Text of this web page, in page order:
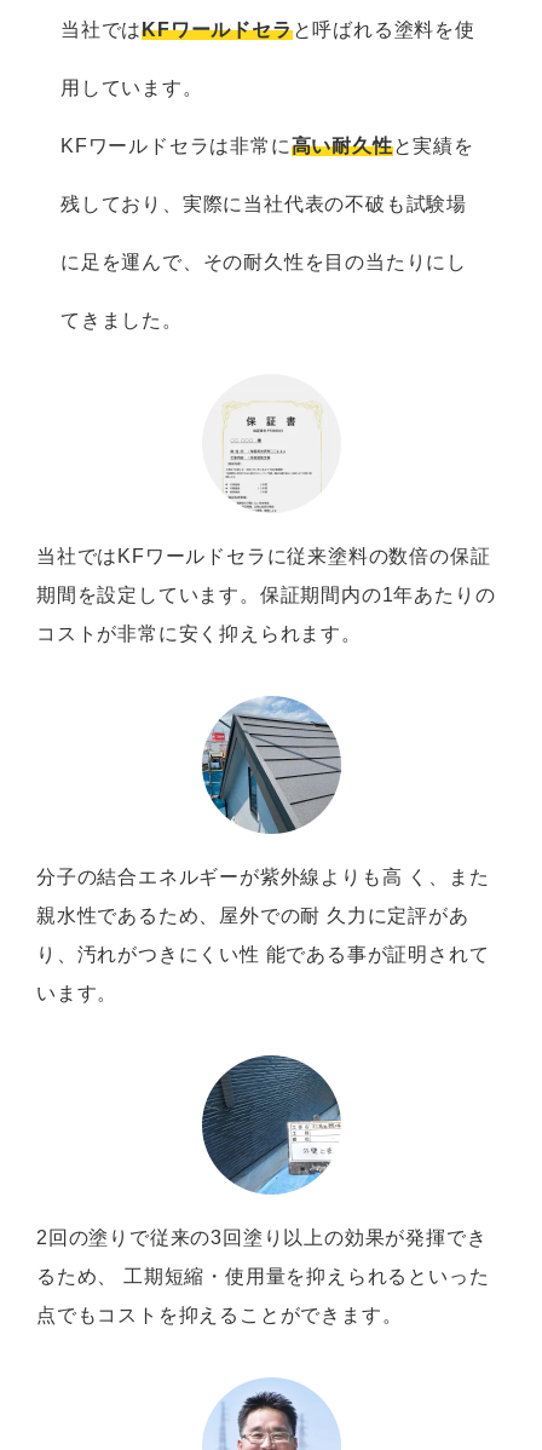
当社ではKFワールドセラと呼ばれる塗料を使
用しています。
KFワールドセラは非常に高い耐久性と実績を
残しており、実際に当社代表の不破も試験場
に足を運んで、その耐久性を目の当たりにし
てきました。
当社ではKFワールドセラに従来塗料の数倍の保証
期間を設定しています。保証期間内の1年あたりの
コストが非常に安く抑えられます。
分子の結合エネルギーが紫外線よりも高 く、また
親水性であるため、屋外での耐 久力に定評があ
り、汚れがつきにくい性 能である事が証明されて
います。
2回の塗りで従来の3回塗り以上の効果が発揮でき
るため、 工期短縮・使用量を抑えられるといった
点でもコストを抑えることができます。